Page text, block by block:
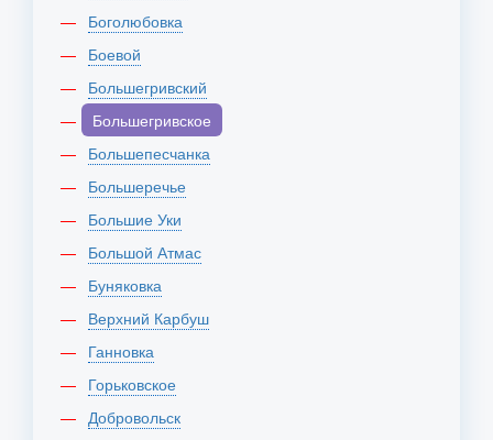
Боголюбовка
Боевой
Большегривский
Большегривское
Большепесчанка
Большеречье
Большие Уки
Большой Атмас
Буняковка
Верхний Карбуш
Ганновка
Горьковское
Добровольск